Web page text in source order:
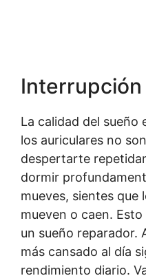
La calidad del sueño
los auriculares no
despertarte
dormir
mueves, sientes que
mueven o caen.
un sueño reparador.
más cansado al día
rendimiento diario.